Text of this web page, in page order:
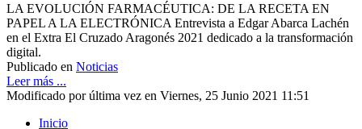
LA EVOLUCIÓN FARMACÉUTICA: DE LA RECETA EN
PAPEL A LA ELECTRÓNICA Entrevista a Edgar Abarca Lachén
en el Extra El Cruzado Aragonés 2021 dedicado a la transformación
digital.
Publicado en Noticias
Leer más ...
Modificado por última vez en Viernes, 25 Junio 2021 11:51
Inicio